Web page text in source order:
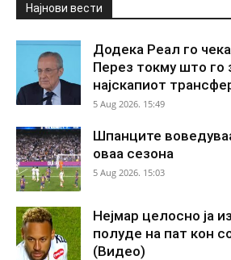
Најнови вести
Додека Реал го
Перез токму што го
најскапиот
5 Aug 2026. 15:49
Шпанците
оваа сезона
5 Aug 2026. 15:03
Нејмар целосно ја
полуде на пат кон
(Видео)